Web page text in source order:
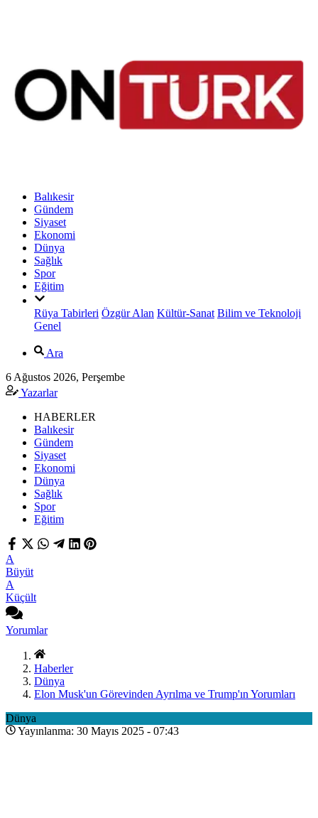
Balıkesir
Gündem
Siyaset
Ekonomi
Dünya
Sağlık
Spor
Eğitim
Rüya Tabirleri Özgür Alan Kültür-Sanat Bilim ve Teknoloji
Genel
Ara
6 Ağustos 2026, Perşembe
Yazarlar
HABERLER
Balıkesir
Gündem
Siyaset
Ekonomi
Dünya
Sağlık
Spor
Eğitim
A
Büyüt
A
Küçült
Yorumlar
Haberler
Dünya
Elon Musk'un Görevinden Ayrılma ve Trump'ın Yorumları
Dünya
Yayınlanma: 30 Mayıs 2025 - 07:43